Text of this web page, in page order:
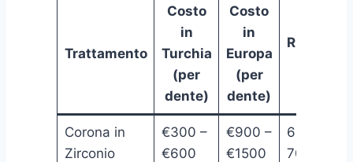
Trattamento
Costo
in
Turchia
(per
dente)
Costo
in
Europa
(per
dente)
Risparmio
Corona in
Zirconio
€300 –
€600
€900 –
€1500
60% –
70%